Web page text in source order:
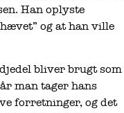
Han oplyste
og at han ville
bliver brugt som
man tager hans
forretninger, og det